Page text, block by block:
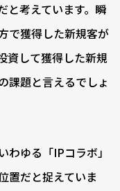
と考えています。瞬
で獲得した新規客が
資して獲得した新規
課題と言えるでしょ
わゆる「IPコラボ」
置だと捉えていま